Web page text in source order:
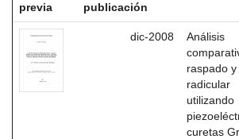
previa
publicación
dic-2008
Análisis
raspado
radicular
utilizando
curetas